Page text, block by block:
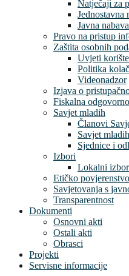
Natječaji za
Jednostavna
Javna nabava
Pravo na pristup
Zaštita osobnih
Uvjeti
Politika
Videonadzor
Izjava o
Fiskalna
Savjet mladih
Članovi
Savjet
Sjednice i
Izbori
Lokalni
Etičko povjerenstvo
Savjetovanja s
Transparentnost
Dokumenti
Osnovni akti
Ostali akti
Obrasci
Projekti
Servisne informacije